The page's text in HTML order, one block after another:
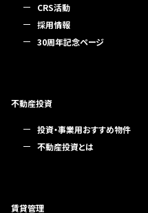
CRS活動
採用情報
30周年記念ページ
不動産投資
投資・事業用おすすめ物件
不動産投資とは
賃貸管理